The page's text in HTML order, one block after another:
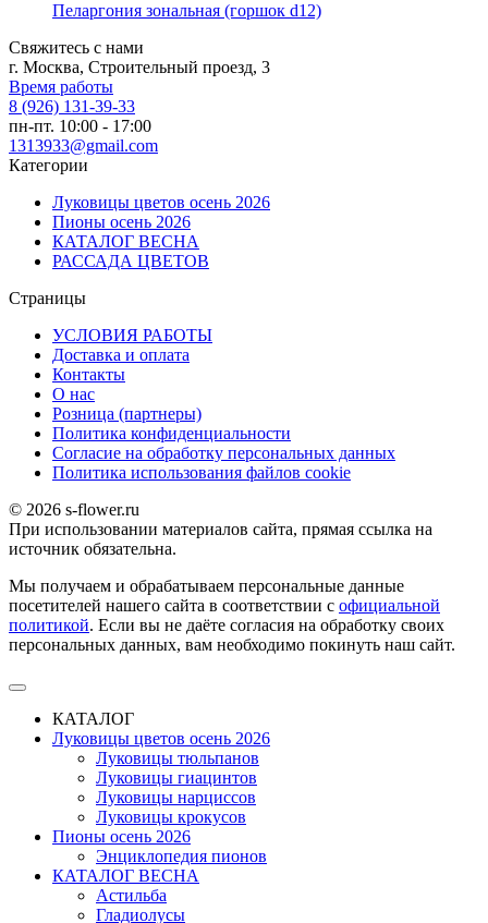
Пеларгония зональная (горшок d12)
Свяжитесь с нами
г. Москва, Строительный проезд, 3
Время работы
8 (926) 131-39-33
пн-пт. 10:00 - 17:00
1313933@gmail.com
Категории
Луковицы цветов осень 2026
Пионы осень 2026
КАТАЛОГ ВЕСНА
РАССАДА ЦВЕТОВ
Страницы
УСЛОВИЯ РАБОТЫ
Доставка и оплата
Контакты
О наc
Розница (партнеры)
Политика конфиденциальности
Согласие на обработку персональных данных
Политика использования файлов сookie
© 2026 s-flower.ru
При использовании материалов сайта, прямая ссылка на
источник обязательна.
Мы получаем и обрабатываем персональные данные
посетителей нашего сайта в соответствии с официальной
политикой. Если вы не даёте согласия на обработку своих
персональных данных, вам необходимо покинуть наш сайт.
КАТАЛОГ
Луковицы цветов осень 2026
Луковицы тюльпанов
Луковицы гиацинтов
Луковицы нарциссов
Луковицы крокусов
Пионы осень 2026
Энциклопедия пионов
КАТАЛОГ ВЕСНА
Астильба
Гладиолусы